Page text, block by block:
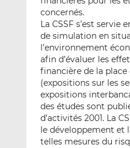
concernés.
La CSSF s’est servie
de simulation en
l’environnement
afin d’évaluer les
financière de la
(expositions sur les
expositions
des études sont
d’activités 2001. La
le développement et
telles mesures du